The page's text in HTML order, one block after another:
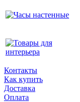
Контакты
Как купить
Доставка
Оплата